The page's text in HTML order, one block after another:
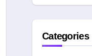
Categories